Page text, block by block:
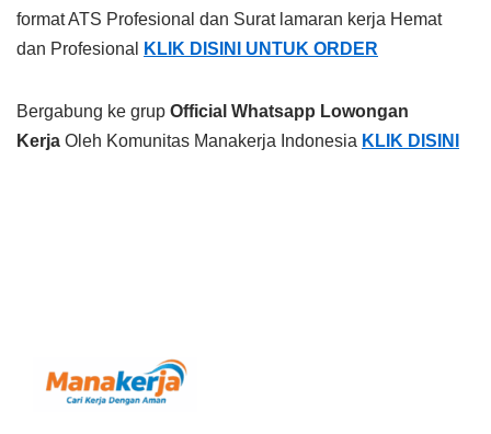
format ATS Profesional dan Surat lamaran kerja Hemat
dan Profesional
KLIK DISINI UNTUK ORDER
Bergabung ke grup Official Whatsapp Lowongan
Kerja Oleh Komunitas Manakerja Indonesia KLIK DISINI